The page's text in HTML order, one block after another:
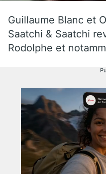
Guillaume Blanc et
Saatchi & Saatchi
Rodolphe et